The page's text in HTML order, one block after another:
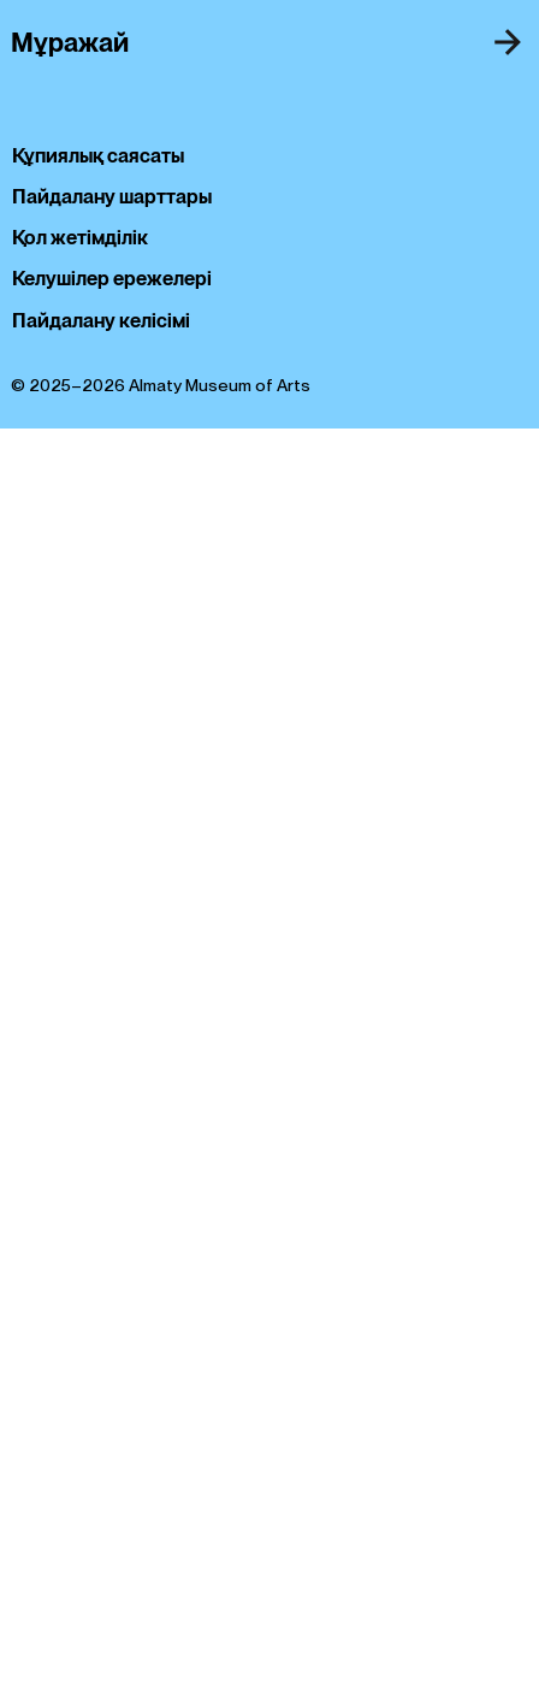
© 2025–2026 Almaty Museum of Arts
Құпиялық саясаты
Пайдалану шарттары
Қол жетімділік
Келушілер ережелері
Пайдалану келісімі
Мұражай